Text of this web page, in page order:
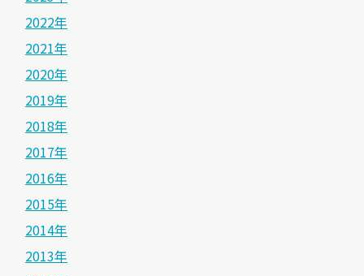
2022年
2021年
2020年
2019年
2018年
2017年
2016年
2015年
2014年
2013年